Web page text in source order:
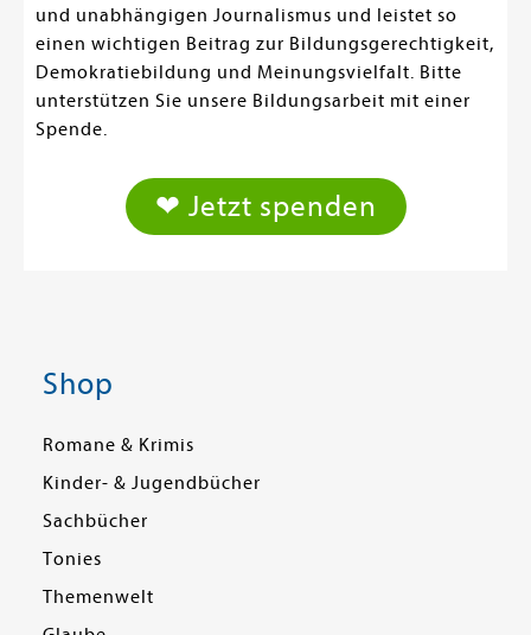
und unabhängigen Journalismus und leistet so
einen wichtigen Beitrag zur Bildungsgerechtigkeit,
Demokratiebildung und Meinungsvielfalt. Bitte
unterstützen Sie unsere Bildungsarbeit mit einer
Spende.
❤ Jetzt spenden
Shop
Romane & Krimis
Kinder- & Jugendbücher
Sachbücher
Tonies
Themenwelt